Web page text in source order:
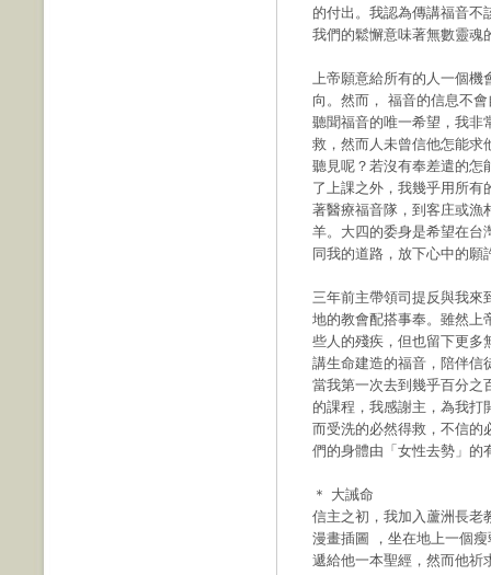
的付出。我認為傳講福音不
我們的鬆懈意味著無數靈魂
上帝願意給所有的人一個機
向。然而， 福音的信息不
聽聞福音的唯一希望，我非
救，然而人未曾信他怎能求
聽見呢？若沒有奉差遣的怎
了上課之外，我幾乎用所有
著醫療福音隊，到客庄或漁
羊。大四的委身是希望在台
同我的道路，放下心中的
三年前主帶領司提反與我來
地的教會配搭事奉。雖然上
些人的殘疾，但也留下更多
講生命建造的福音，陪伴信
當我第一次去到幾乎百分之
的課程，我感謝主，為我打
而受洗的必然得救，不信的
們的身體由「女性去勢」的
＊ 大誡命
信主之初，我加入蘆洲長老
漫畫插圖 ，坐在地上一個
遞給他一本聖經，然而他祈